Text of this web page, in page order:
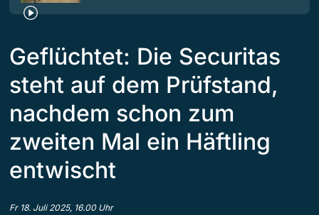
Geflüchtet: Die Securitas
steht auf dem Prüfstand,
nachdem schon zum
zweiten Mal ein Häftling
entwischt
Fr 18. Juli 2025, 16.00 Uhr